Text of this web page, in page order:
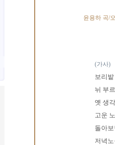
윤용하 곡/
(가사)
보리
뉘 부
옛 생
고운
돌아
저녁